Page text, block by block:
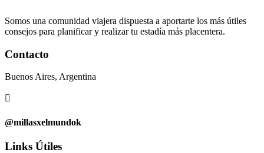
Somos una comunidad viajera dispuesta a aportarte los más útiles
consejos para planificar y realizar tu estadía más placentera.
Contacto
Buenos Aires, Argentina

@millasxelmundok
Links Útiles